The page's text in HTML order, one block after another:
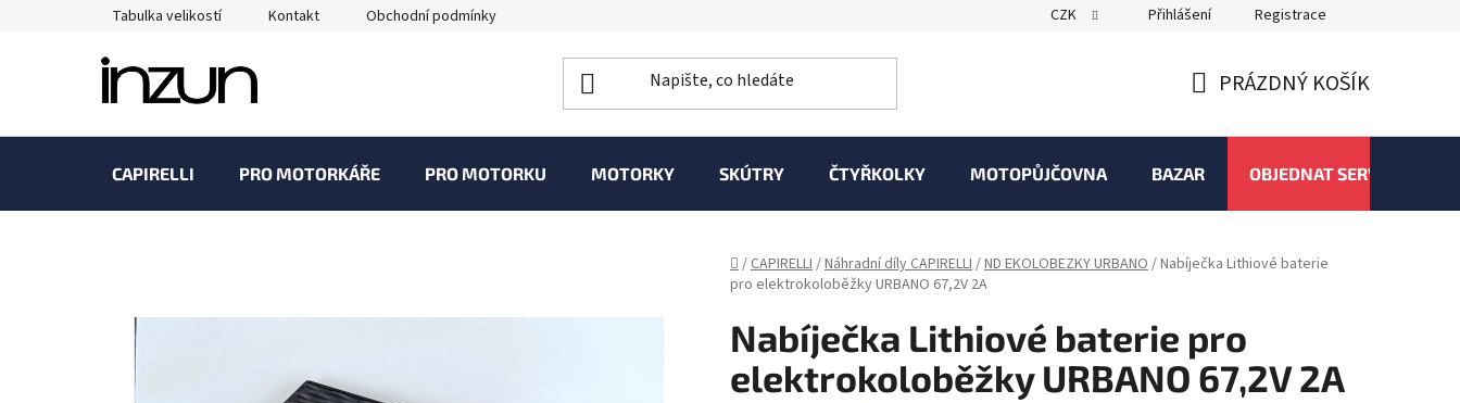
Tabulka velikostí Kontakt Obchodní podmínky CZK Přihlášení Registrace
KOŠÍK
PRÁZDNÝ KOŠÍK
CAPIRELLI PRO MOTORKÁŘE PRO MOTORKU MOTORKY SKÚTRY ČTYŘKOLKY MOTOPŮJČOVNA BAZAR OBJEDNAT SERVIS
Domů
/CAPIRELLI/Náhradní díly CAPIRELLI/ND EKOLOBEZKY URBANO/Nabíječka Lithiové baterie
pro elektrokoloběžky URBANO 67,2V 2A
Nabíječka Lithiové baterie pro
elektrokoloběžky URBANO 67,2V 2A